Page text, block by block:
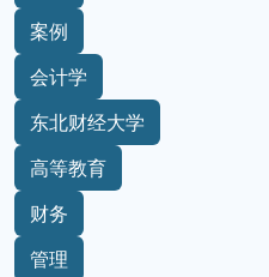
案例
会计学
东北财经大学
高等教育
财务
管理